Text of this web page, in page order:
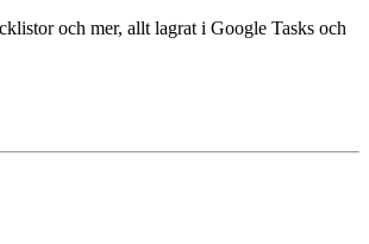
och mer, allt lagrat i Google Tasks och